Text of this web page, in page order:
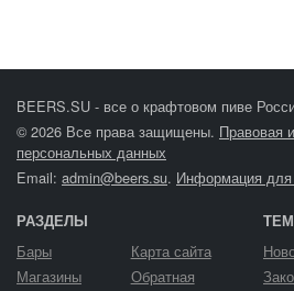
BEERS.SU - все о крафтовом пиве
© 2026 Все права защищены. Правовая
персональных данных
Email: admin@beers.su. Информация
РАЗДЕЛЫ
Бары
Магазины
Карта сайта
Обратная